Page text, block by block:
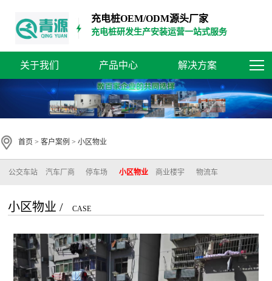
充电桩OEM/ODM源头厂家
充电桩研发生产安装运营一站式服务
关于我们 产品中心 解决方案
首页 > 客户案例 > 小区物业
公交车站 汽车厂商 停车场 小区物业 商业楼宇 物流车
小区物业 / CASE